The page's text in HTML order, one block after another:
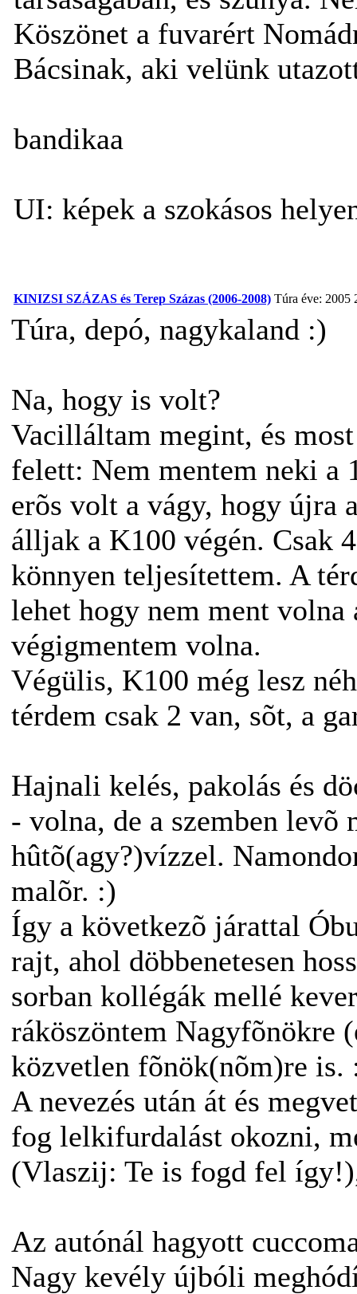
Köszönet a fuvarért
Bácsinak, aki velünk
bandikaa
UI: képek a szokásos
KINIZSI SZÁZAS és Terep Százas (2006-2008) Túra éve: 2005
Túra, depó, nagykaland :)
Na, hogy is volt?
Vacilláltam megint, és
felett: Nem mentem neki a
erõs volt a vágy, hogy újra
álljak a K100 végén. Csak
könnyen teljesítettem. A
lehet hogy nem ment
végigmentem volna.
Végülis, K100 még lesz
térdem csak 2 van, sõt, a
Hajnali kelés, pakolás és
- volna, de a szemben
hûtõ(agy?)vízzel.
malõr. :)
Így a következõ járattal
rajt, ahol döbbenetesen
sorban kollégák mellé
ráköszöntem Nagyfõnökre
közvetlen fõnök(nõm)re is.
A nevezés után át és
fog lelkifurdalást okozni,
(Vlaszij: Te is fogd fel
Az autónál hagyott
Nagy kevély újbóli